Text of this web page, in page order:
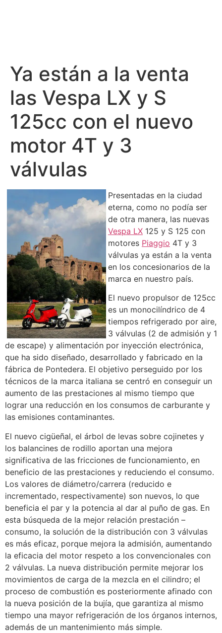
Ya están a la venta
las Vespa LX y S
125cc con el nuevo
motor 4T y 3
válvulas
Presentadas en la ciudad
eterna, como no podía ser
de otra manera, las nuevas
Vespa LX 125 y S 125 con
motores Piaggio 4T y 3
válvulas ya están a la venta
en los concesionarios de la
marca en nuestro país.
El nuevo propulsor de 125cc
es un monocilíndrico de 4
tiempos refrigerado por aire,
3 válvulas (2 de admisión y 1
de escape) y alimentación por inyección electrónica,
que ha sido diseñado, desarrollado y fabricado en la
fábrica de Pontedera. El objetivo perseguido por los
técnicos de la marca italiana se centró en conseguir un
aumento de las prestaciones al mismo tiempo que
lograr una reducción en los consumos de carburante y
las emisiones contaminantes.
El nuevo cigüeñal, el árbol de levas sobre cojinetes y
los balancines de rodillo aportan una mejora
significativa de las fricciones de funcionamiento, en
beneficio de las prestaciones y reduciendo el consumo.
Los valores de diámetro/carrera (reducido e
incrementado, respectivamente) son nuevos, lo que
beneficia el par y la potencia al dar al puño de gas. En
esta búsqueda de la mejor relación prestación –
consumo, la solución de la distribución con 3 válvulas
es más eficaz, porque mejora la admisión, aumentando
la eficacia del motor respeto a los convencionales con
2 válvulas. La nueva distribución permite mejorar los
movimientos de carga de la mezcla en el cilindro; el
proceso de combustión es posteriormente afinado con
la nueva posición de la bujía, que garantiza al mismo
tiempo una mayor refrigeración de los órganos internos,
además de un mantenimiento más simple.